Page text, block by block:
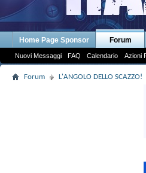
Home Page Sponsor Forum
Nuovi Messaggi FAQ Calendario Azioni
Forum L'ANGOLO DELLO SCAZZO!